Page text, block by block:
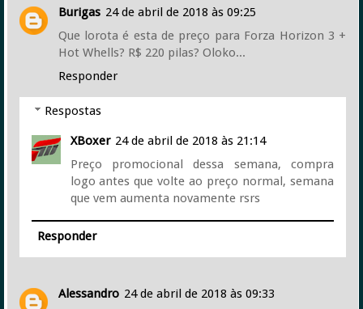
Burigas 24 de abril de 2018 às 09:25
Que lorota é esta de preço para Forza Horizon 3 +
Hot Whells? R$ 220 pilas? Oloko...
Responder
Respostas
XBoxer 24 de abril de 2018 às 21:14
Preço promocional dessa semana, compra
logo antes que volte ao preço normal, semana
que vem aumenta novamente rsrs
Responder
Alessandro 24 de abril de 2018 às 09:33